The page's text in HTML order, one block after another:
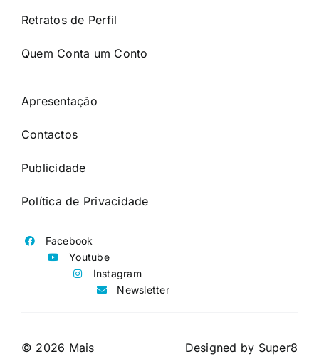
Retratos de Perfil
Quem Conta um Conto
Apresentação
Contactos
Publicidade
Política de Privacidade
Facebook
Youtube
Instagram
Newsletter
© 2026 Mais Designed by Super8